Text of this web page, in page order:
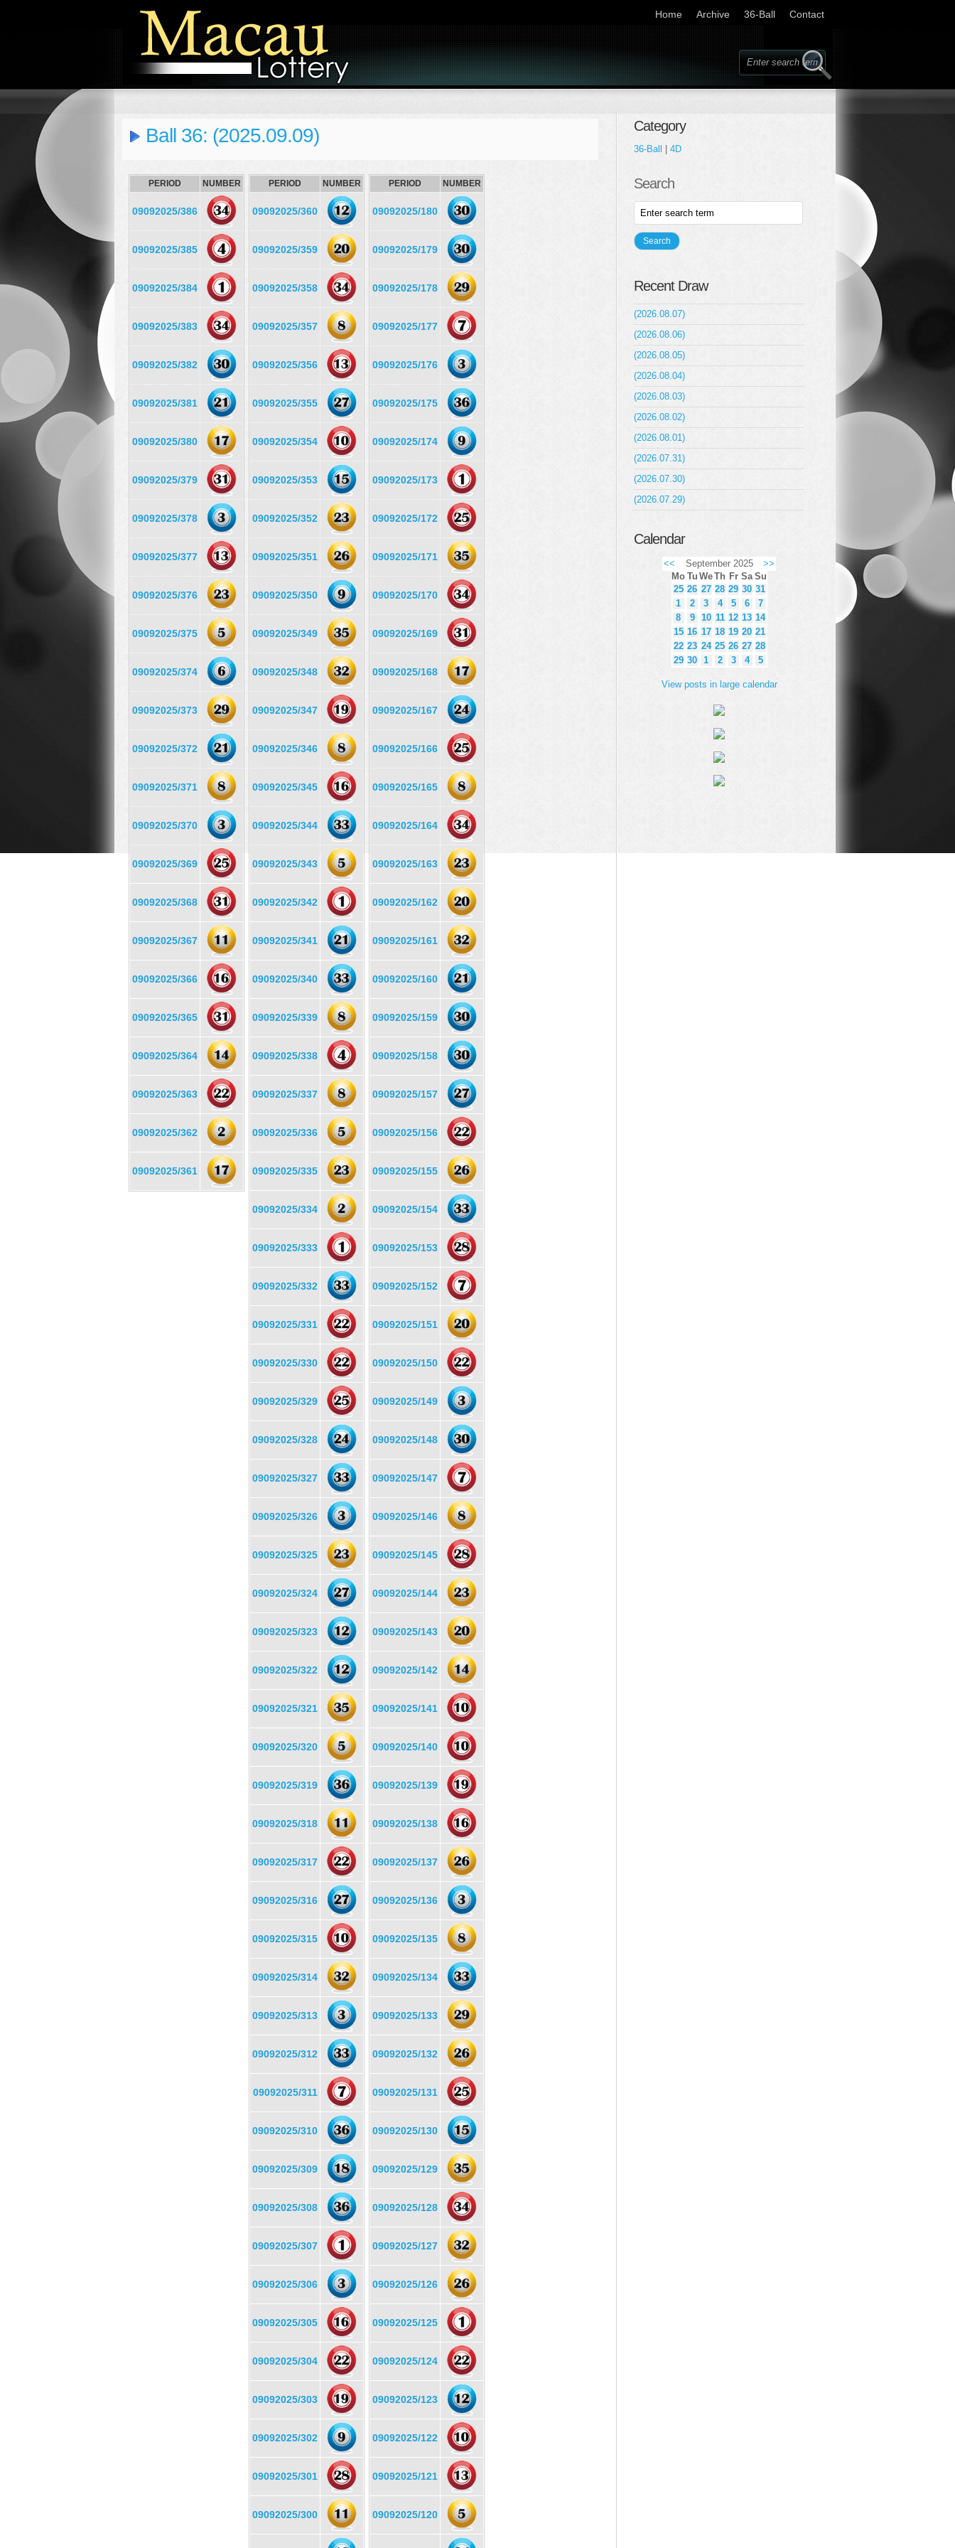
Contact
36-Ball
Archive
Home
Ball 36: (2025.09.09)
PERIOD NUMBER
09092025/386
09092025/385
09092025/384
09092025/383
09092025/382
09092025/381
09092025/380
09092025/379
09092025/378
09092025/377
09092025/376
09092025/375
09092025/374
09092025/373
09092025/372
09092025/371
09092025/370
09092025/369
09092025/368
09092025/367
09092025/366
09092025/365
09092025/364
09092025/363
09092025/362
09092025/361
PERIOD NUMBER
09092025/360
09092025/359
09092025/358
09092025/357
09092025/356
09092025/355
09092025/354
09092025/353
09092025/352
09092025/351
09092025/350
09092025/349
09092025/348
09092025/347
09092025/346
09092025/345
09092025/344
09092025/343
09092025/342
09092025/341
09092025/340
09092025/339
09092025/338
09092025/337
09092025/336
09092025/335
09092025/334
09092025/333
09092025/332
09092025/331
09092025/330
09092025/329
09092025/328
09092025/327
09092025/326
09092025/325
09092025/324
09092025/323
09092025/322
09092025/321
09092025/320
09092025/319
09092025/318
09092025/317
09092025/316
09092025/315
09092025/314
09092025/313
09092025/312
09092025/311
09092025/310
09092025/309
09092025/308
09092025/307
09092025/306
09092025/305
09092025/304
09092025/303
09092025/302
09092025/301
09092025/300
PERIOD NUMBER
09092025/180
09092025/179
09092025/178
09092025/177
09092025/176
09092025/175
09092025/174
09092025/173
09092025/172
09092025/171
09092025/170
09092025/169
09092025/168
09092025/167
09092025/166
09092025/165
09092025/164
09092025/163
09092025/162
09092025/161
09092025/160
09092025/159
09092025/158
09092025/157
09092025/156
09092025/155
09092025/154
09092025/153
09092025/152
09092025/151
09092025/150
09092025/149
09092025/148
09092025/147
09092025/146
09092025/145
09092025/144
09092025/143
09092025/142
09092025/141
09092025/140
09092025/139
09092025/138
09092025/137
09092025/136
09092025/135
09092025/134
09092025/133
09092025/132
09092025/131
09092025/130
09092025/129
09092025/128
09092025/127
09092025/126
09092025/125
09092025/124
09092025/123
09092025/122
09092025/121
09092025/120
Category
36-Ball 4D
Search
Recent Draw
(2026.08.07)
(2026.08.06)
(2026.08.05)
(2026.08.04)
(2026.08.03)
(2026.08.02)
(2026.08.01)
(2026.07.31)
(2026.07.30)
(2026.07.29)
Calendar
<< September 2025
>>
Mo Tu WeTh Fr Sa Su
25 26 27 28 29 30 31
1
2 3 4 5 6
7
8
9 10 11 12 13 14
15 16 17 18 19 20 21
22 23 24 25 26 27 28
29 30 1 2 3 4 5
View posts in large calendar